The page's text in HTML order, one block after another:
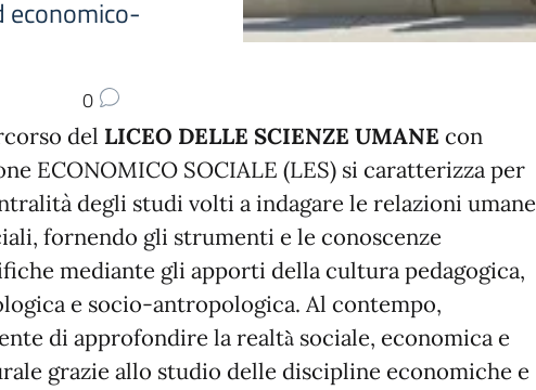
economico-
0
del LICEO DELLE SCIENZE UMANE con
ECONOMICO SOCIALE (LES) si caratterizza per
degli studi volti a indagare le relazioni umane
fornendo gli strumenti e le conoscenze
mediante gli apporti della cultura pedagogica,
e socio-antropologica. Al contempo,
di approfondire la realtà̀ sociale, economica e
grazie allo studio delle discipline economiche e